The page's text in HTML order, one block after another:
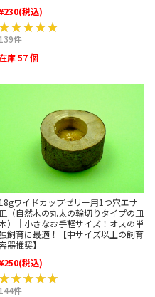
(税込)
139件
庫 57 個
18gワイドカップゼリー用1つ穴エサ
皿（自然木の丸太の輪切りタイプの皿
）｜小さなお手軽サイズ！オスの単
飼育に最適！【中サイズ以上の飼育
器推奨】
(税込)
144件